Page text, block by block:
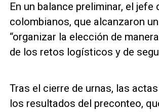
En un balance preliminar, el
colombianos, que alcanzaron
“organizar la elección de
de los retos logísticos y de
Tras el cierre de urnas, las
los resultados del preconteo,